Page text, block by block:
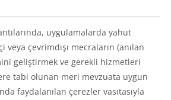
uygulamalarda yahut
çevrimdışı mecraların (anılan
geliştirmek ve gerekli hizmetleri
tabi olunan meri mevzuata uygun
faydalanılan çerezler vasıtasıyla